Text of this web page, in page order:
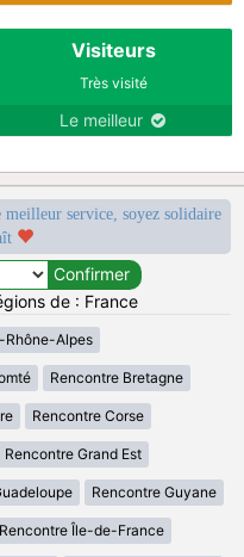
Visiteurs
Très visité
Le meilleur
service, soyez solidaire
de : France
Rhône-Alpes
Rencontre Bretagne
Rencontre Corse
Rencontre Grand Est
Rencontre Guyane
Rencontre Île-de-France